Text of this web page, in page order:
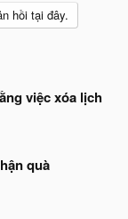
hồi tại đây.
việc xóa lịch
quà